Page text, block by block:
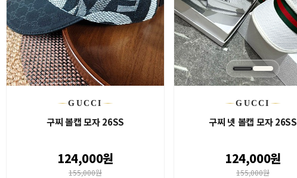
GUCCI
구찌 볼캡 모자 26SS
124,000원
155,000원
GUCCI
구찌 넷 볼캡 모자 26SS
124,000원
155,000원